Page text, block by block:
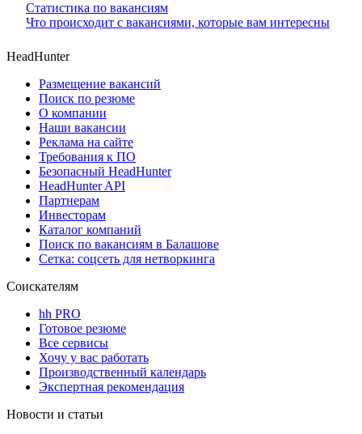
Статистика по вакансиям
Что происходит с вакансиями, которые вам интересны
HeadHunter
Размещение вакансий
Поиск по резюме
О компании
Наши вакансии
Реклама на сайте
Требования к ПО
Безопасный HeadHunter
HeadHunter API
Партнерам
Инвесторам
Каталог компаний
Поиск по вакансиям в Балашове
Сетка: соцсеть для нетворкинга
Соискателям
hh PRO
Готовое резюме
Все сервисы
Хочу у вас работать
Производственный календарь
Экспертная рекомендация
Новости и статьи